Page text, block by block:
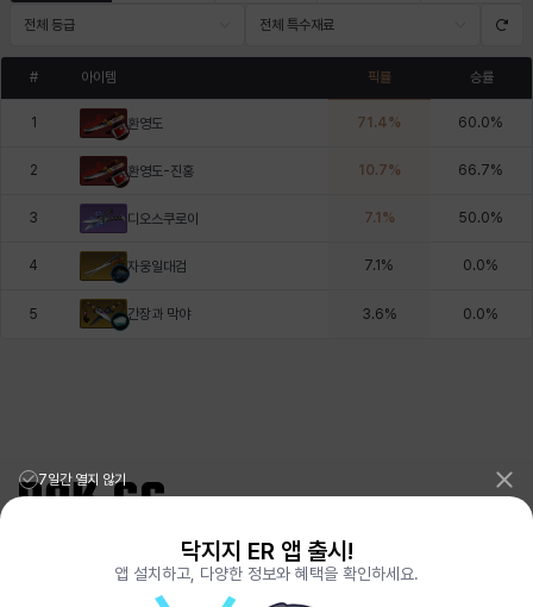
전체 등급 전체 특수재료
# 아이템 픽률 승률
1 환영도 71.4% 60.0%
2 환영도-진홍 10.7% 66.7%
3 디오스쿠로이 7.1 % 50.0%
4 자웅일대검 7.1 % 0.0%
5 간장과 막야 3.6% 0.0%
리그오브레전드 전적검색 포로지지PORO.GG
전략적팀전투 TFT 전적검색 롤체지지 LOLCHESS.GG
7일간 열지 않기
닥지지 ER 앱 출시!
앱 설치하고, 다양한 정보와 혜택을 확인하세요.